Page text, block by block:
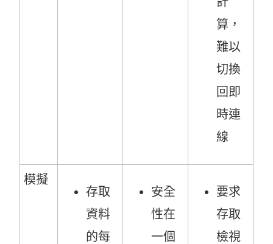
算，
難以
切換
回即
時連
線
模擬
存取
資料
的每
安全
性在
一個
要求
存取
檢視